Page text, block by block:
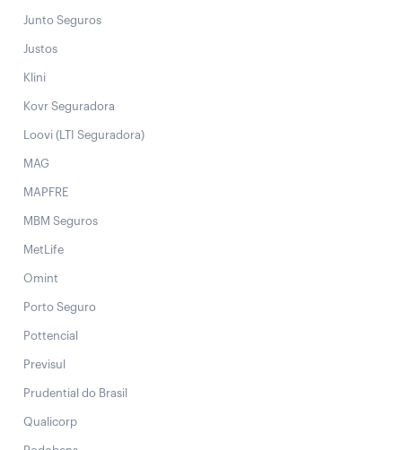
Junto Seguros
Justos
Klini
Kovr Seguradora
Loovi (LTI Seguradora)
MAG
MAPFRE
MBM Seguros
MetLife
Omint
Porto Seguro
Pottencial
Previsul
Prudential do Brasil
Qualicorp